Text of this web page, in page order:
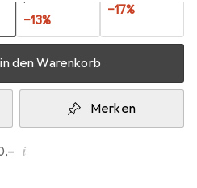
−13%
−17%
den Warenkorb
Merken
i